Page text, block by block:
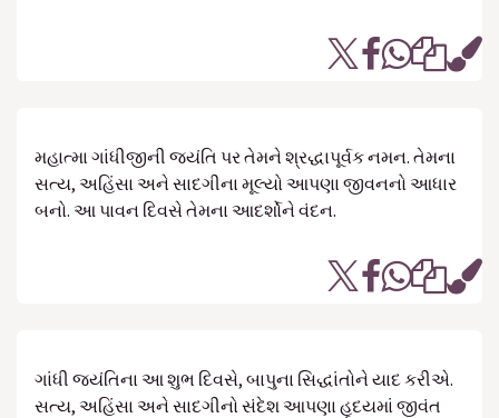
મહાત્મા ગાંધીજીની જયંતિ પર તેમને શ્રદ્ધાપૂર્વક નમન. તેમના
સત્ય, અહિંસા અને સાદગીના મૂલ્યો આપણા જીવનનો આધાર
બનો. આ પાવન દિવસે તેમના આદર્શોને વંદન.
ગાંધી જયંતિના આ શુભ દિવસે, બાપુના સિદ્ધાંતોને યાદ કરીએ.
સત્ય, અહિંસા અને સાદગીનો સંદેશ આપણા હૃદયમાં જીવંત